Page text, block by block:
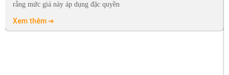
rằng mức giá này áp dụng đặc quyền
Xem thêm ➔